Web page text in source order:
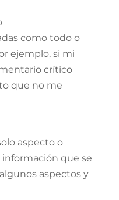
como todo o
ejemplo, si mi
crítico
que no me
aspecto o
información que se
aspectos y